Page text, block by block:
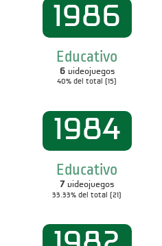
1986
Educativo
6videojuegos
40% del total (15)
1984
Educativo
7 videojuegos
33.33% del total (21)